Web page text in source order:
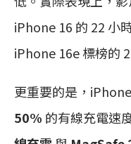
iPhone 16 的 22 小
iPhone 16e 標榜的
更重要的是，
50% 的有線充電速